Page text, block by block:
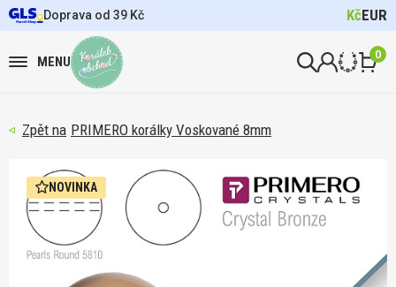
Doprava od 39 Kč KčEUR
MENU 0
PRIMERO korálky Voskované 8mm
NOVINKA